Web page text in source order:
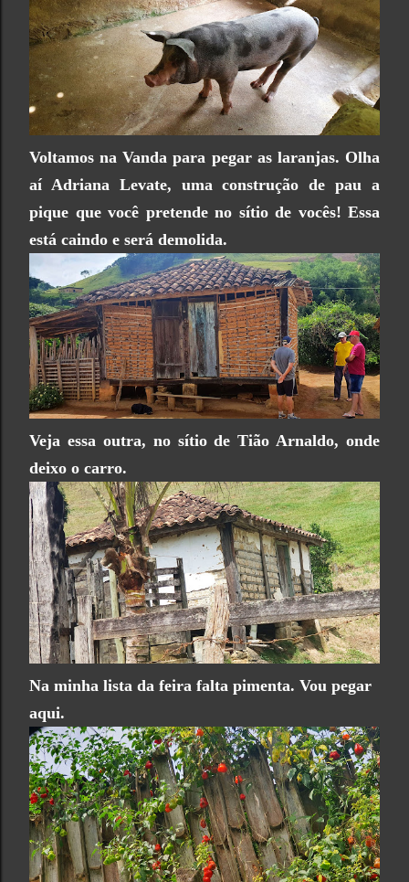
Voltamos na Vanda para pegar as laranjas. Olha
aí Adriana Levate, uma construção de pau a
pique que você pretende no sítio de vocês! Essa
está caindo e será demolida.
Veja essa outra, no sítio de Tião Arnaldo, onde
deixo o carro.
Na minha lista da feira falta pimenta. Vou pegar
aqui.